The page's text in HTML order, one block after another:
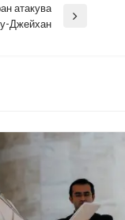
атакува
Джейхан